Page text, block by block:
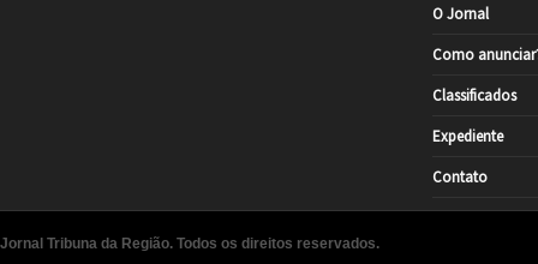
O Jornal
Como
Classificados
Expediente
Contato
Jornal Tribuna da Região. Todos os direitos reservados.